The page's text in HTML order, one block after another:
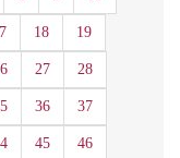
18 19
27 28
36 37
45 46